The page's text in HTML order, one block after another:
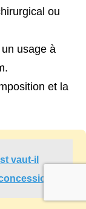
ou
usage à
et la
vaut-il
?